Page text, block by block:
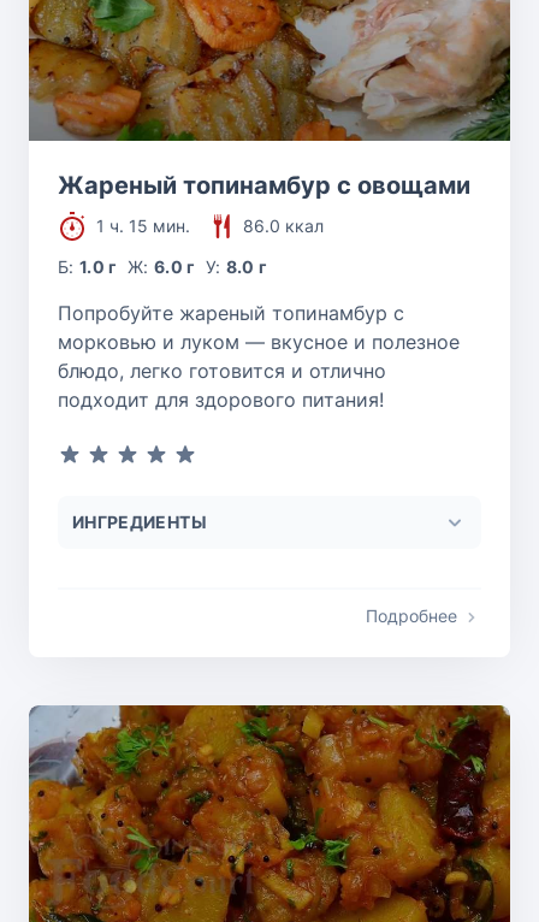
Жареный топинамбур с овощами
1 ч. 15 мин.
86.0 ккал
Б:1.0 г Ж: 6.0 г У: 8.0 г
Попробуйте жареный топинамбур с
морковью и луком — вкусное и полезное
блюдо, легко готовится и отлично
подходит для здорового питания!
ИНГРЕДИЕНТЫ
Подробнее